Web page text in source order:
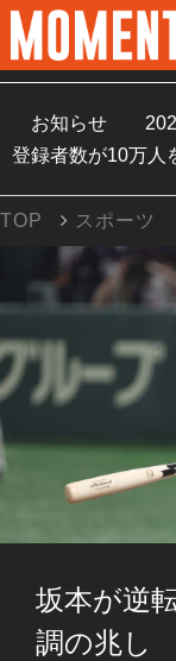
お知らせ
登録者数が10万人
TOP スポーツ
坂本が逆
調の兆し